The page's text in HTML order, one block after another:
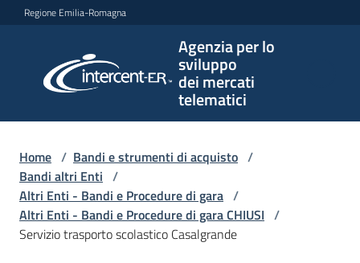
Vai al contenuto
Vai alla navigazione
Vai al footer
Regione Emilia-Romagna
Agenzia per lo
sviluppo
dei mercati
telematici
per lo
sviluppo
telematici
L'Agenzia
Home / Bandi e strumenti di acquisto /
Bandi altri Enti /
Altri Enti - Bandi e Procedure di gara /
Altri Enti - Bandi e Procedure di gara CHIUSI /
Servizio trasporto scolastico Casalgrande